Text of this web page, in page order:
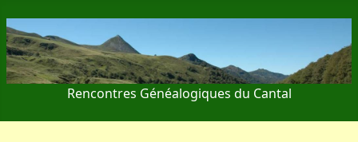
Rencontres Généalogiques du Cantal